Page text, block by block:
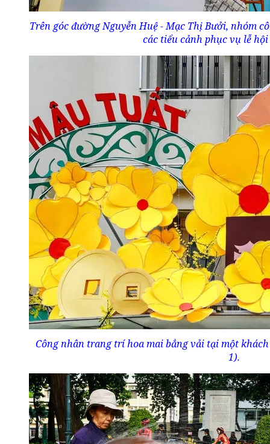
Trên góc đường Nguyễn Huệ - Mạc Thị Bưởi, nhóm
các tiểu cảnh phục vụ lễ
Công nhân trang trí hoa mai bẳng vải tại một
1).